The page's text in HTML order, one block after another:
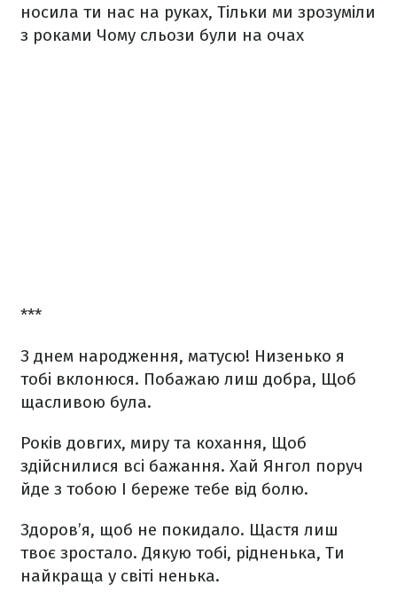
носила ти нас на руках, Тільки ми зрозуміли
з роками Чому сльози були на очах
***
З днем народження, матусю! Низенько я
тобі вклонюся. Побажаю лиш добра, Щоб
щасливою була.
Років довгих, миру та кохання, Щоб
здійснилися всі бажання. Хай Янгол поруч
йде з тобою І береже тебе від болю.
Здоров’я, щоб не покидало. Щастя лиш
твоє зростало. Дякую тобі, рідненька, Ти
найкраща у світі ненька.